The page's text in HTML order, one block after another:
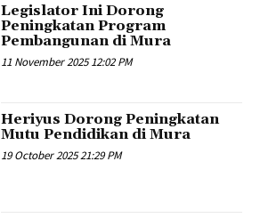
Legislator Ini Dorong
Peningkatan Program
Pembangunan di Mura
11 November 2025 12:02 PM
Heriyus Dorong Peningkatan
Mutu Pendidikan di Mura
19 October 2025 21:29 PM